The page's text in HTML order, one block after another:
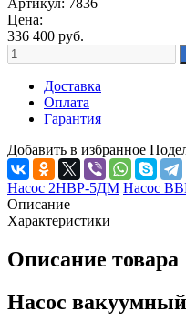
Цена:
336 400 руб.
Доставка
Оплата
Гарантия
Добавить в избранное
Насос 2НВР-5ДМ Насос
Описание
Характеристики
Описание
Насос